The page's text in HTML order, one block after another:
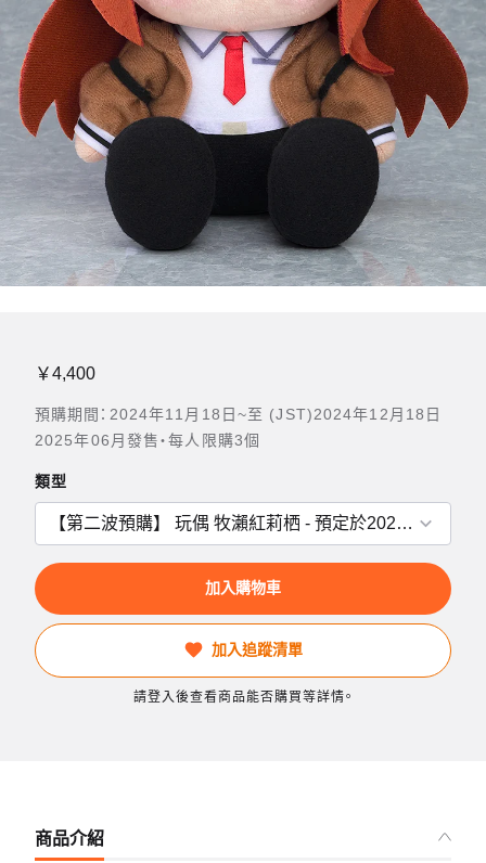
￥4,400
預購期間：2024年11月18日~至 (JST)2024年12月18日
2025年06月發售・每人限購3個
類型
加入購物車
加入追蹤清單
請登入後查看商品能否購買等詳情。
商品介紹